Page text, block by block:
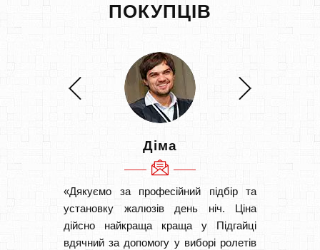
ПОКУПЦІВ
Діма
«Дякуємо за професійний підбір та
установку жалюзів день ніч. Ціна
дійсно найкраща краща у Підгайці
вдячний за допомогу у виборі ролетів